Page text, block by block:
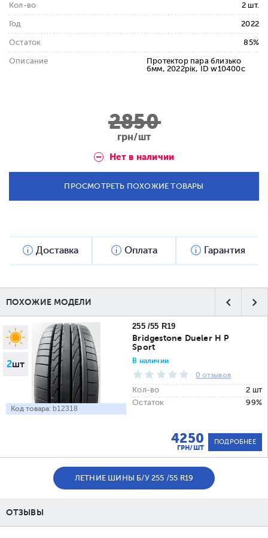
Кол-во 2 шт.
Год 2022
Остаток 85%
Описание
Протектор пара близько
6мм, 2022рік, ID w10400c
2850
грн/шт
Нет в наличии
ПРОСМОТРЕТЬ ПОХОЖИЕ ТОВАРЫ
Доставка Оплата Гарантия
ПОХОЖИЕ МОДЕЛИ
2шт
Код товара: b12318
255 /55 R19
Bridgestone Dueler H P
Sport
В наличии
0 отзывов
Кол-во
2 шт
Остаток
99%
4250
ГРН/ШТ
ПОДРОБНЕЕ
ЛЕТНИЕ ШИНЫ Б/У 255 /55 R19
ОТЗЫВЫ